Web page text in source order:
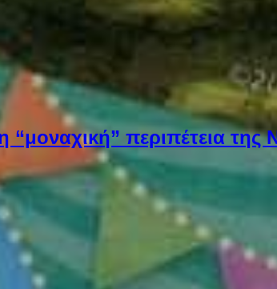
περιπέτεια της